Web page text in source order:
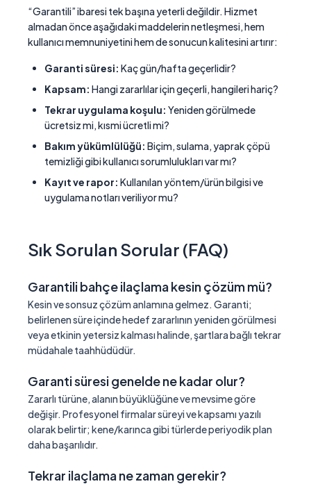
“Garantili” ibaresi tek başına yeterli değildir. Hizmet
almadan önce aşağıdaki maddelerin netleşmesi, hem
kullanıcı memnuniyetini hem de sonucun kalitesini artırır:
Garanti süresi: Kaç gün/hafta geçerlidir?
Kapsam: Hangi zararlılar için geçerli, hangileri hariç?
Tekrar uygulama koşulu: Yeniden görülmede
ücretsiz mi, kısmi ücretli mi?
Bakım yükümlülüğü: Biçim, sulama, yaprak çöpü
temizliği gibi kullanıcı sorumlulukları var mı?
Kayıt ve rapor: Kullanılan yöntem/ürün bilgisi ve
uygulama notları veriliyor mu?
Sık Sorulan Sorular (FAQ)
Garantili bahçe ilaçlama kesin çözüm mü?
Kesin ve sonsuz çözüm anlamına gelmez. Garanti;
belirlenen süre içinde hedef zararlının yeniden görülmesi
veya etkinin yetersiz kalması halinde, şartlara bağlı tekrar
müdahale taahhüdüdür.
Garanti süresi genelde ne kadar olur?
Zararlı türüne, alanın büyüklüğüne ve mevsime göre
değişir. Profesyonel firmalar süreyi ve kapsamı yazılı
olarak belirtir; kene/karınca gibi türlerde periyodik plan
daha başarılıdır.
Tekrar ilaçlama ne zaman gerekir?